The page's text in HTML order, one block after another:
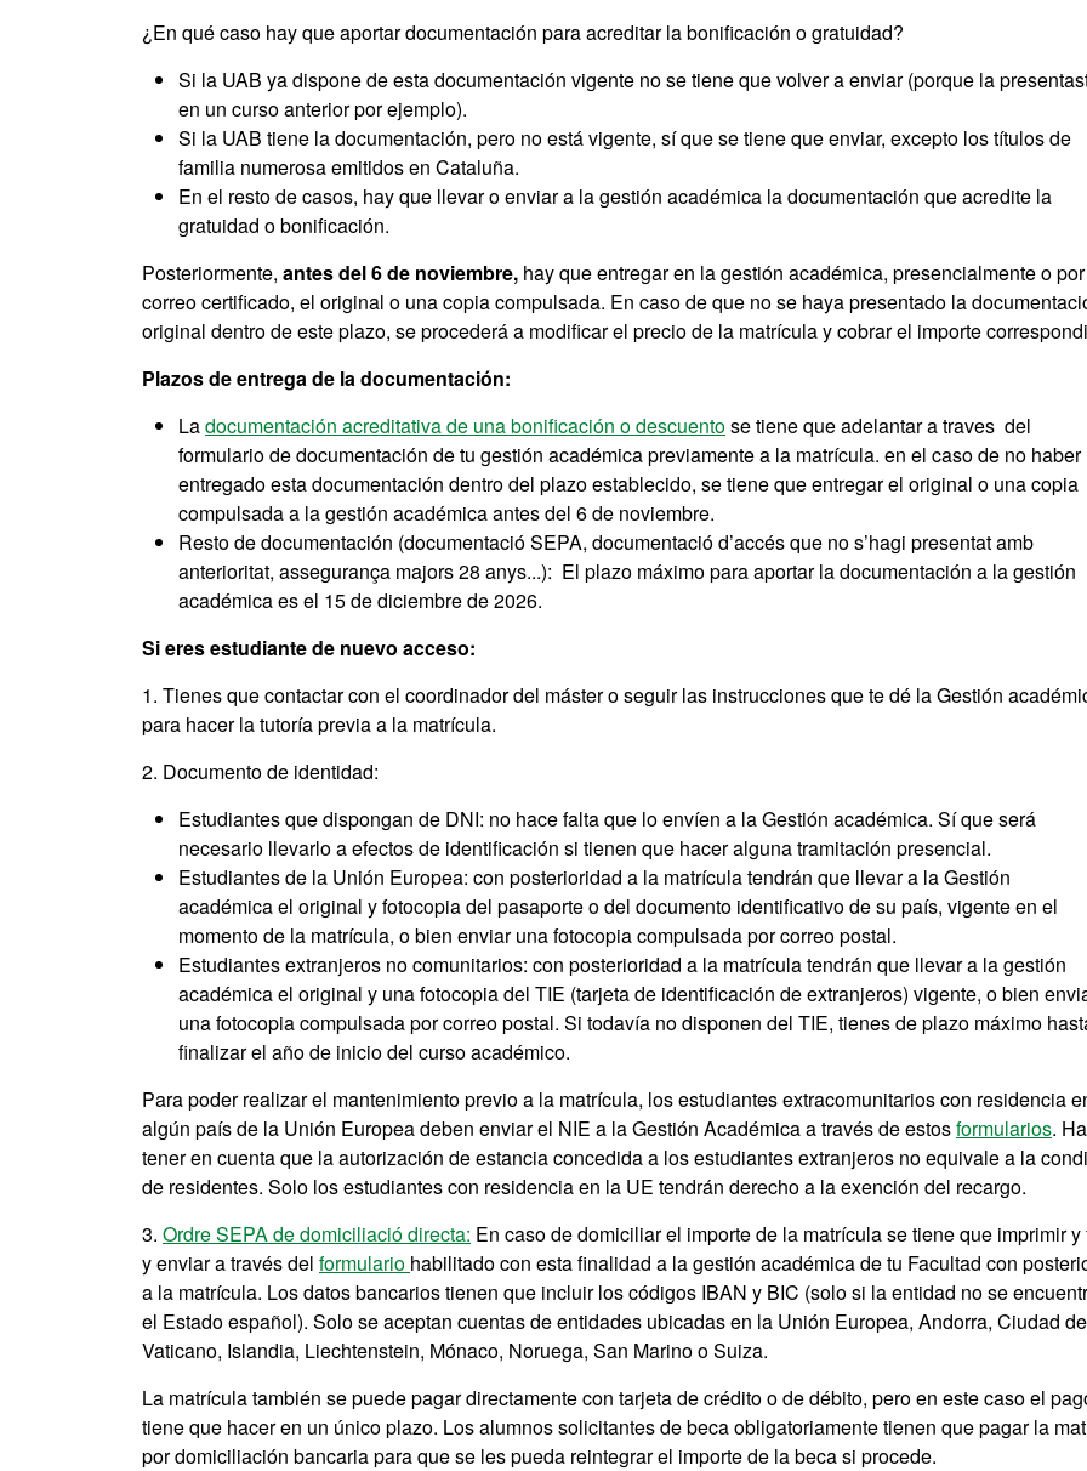
¿En qué caso hay que aportar documentación para acreditar la bonificación o gratuidad?
Si la UAB ya dispone de esta documentación vigente no se tiene que volver a enviar (porque la
en un curso anterior por ejemplo).
Si la UAB tiene la documentación, pero no está vigente, sí que se tiene que enviar, excepto los títulos de
familia numerosa emitidos en Cataluña.
En el resto de casos, hay que llevar o enviar a la gestión académica la documentación que acredite la
gratuidad o bonificación.
Posteriormente, antes del 6 de noviembre, hay que entregar en la gestión académica, presencialmente o por
correo certificado, el original o una copia compulsada. En caso de que no se haya presentado la
original dentro de este plazo, se procederá a modificar el precio de la matrícula y cobrar el importe
Plazos de entrega de la documentación:
Ladocumentación acreditativa de una bonificación o descuentose tiene que adelantar a traves del
formulario de documentación de tu gestión académica previamente a la matrícula. en el caso de no haber
entregado esta documentación dentro del plazo establecido, se tiene que entregar el original o una copia
compulsada a la gestión académica antes del 6 de noviembre.
Resto de documentación (documentació SEPA, documentació d’accés que no s’hagi presentat amb
anterioritat, assegurança majors 28 anys...): El plazo máximo para aportar la documentación a la gestión
académica es el 15 de diciembre de 2026.
Si eres estudiante de nuevo acceso:
1. Tienes que contactar con el coordinador del máster o seguir las instrucciones que te dé la Gestión
para hacer la tutoría previa a la matrícula.
2. Documento de identidad:
Estudiantes que dispongan de DNI: no hace falta que lo envíen a la Gestión académica. Sí que será
necesario llevarlo a efectos de identificación si tienen que hacer alguna tramitación presencial.
Estudiantes de la Unión Europea: con posterioridad a la matrícula tendrán que llevar a la Gestión
académica el original y fotocopia del pasaporte o del documento identificativo de su país, vigente en el
momento de la matrícula, o bien enviar una fotocopia compulsada por correo postal.
Estudiantes extranjeros no comunitarios: con posterioridad a la matrícula tendrán que llevar a la gestión
académica el original y una fotocopia del TIE (tarjeta de identificación de extranjeros) vigente, o bien
una fotocopia compulsada por correo postal. Si todavía no disponen del TIE, tienes de plazo máximo
finalizar el año de inicio del curso académico.
Para poder realizar el mantenimiento previo a la matrícula, los estudiantes extracomunitarios con residencia
algún país de la Unión Europea deben enviar el NIE a la Gestión Académica a través de estosformularios.
tener en cuenta que la autorización de estancia concedida a los estudiantes extranjeros no equivale a la
de residentes. Solo los estudiantes con residencia en la UE tendrán derecho a la exención del recargo.
3. Ordre SEPA de domiciliació directa: En caso de domiciliar el importe de la matrícula se tiene que imprimir y
y enviar a través del formulario habilitado con esta finalidad a la gestión académica de tu Facultad con
a la matrícula. Los datos bancarios tienen que incluir los códigos IBAN y BIC (solo si la entidad no se
el Estado español). Solo se aceptan cuentas de entidades ubicadas en la Unión Europea, Andorra, Ciudad
Vaticano, Islandia, Liechtenstein, Mónaco, Noruega, San Marino o Suiza.
La matrícula también se puede pagar directamente con tarjeta de crédito o de débito, pero en este caso el
tiene que hacer en un único plazo. Los alumnos solicitantes de beca obligatoriamente tienen que pagar la
por domiciliación bancaria para que se les pueda reintegrar el importe de la beca si procede.